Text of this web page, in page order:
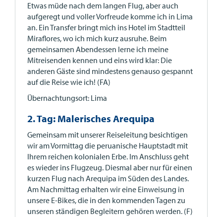
Etwas müde nach dem langen Flug, aber auch
aufgeregt und voller Vorfreude komme ich in Lima
an. Ein Transfer bringt mich ins Hotel im Stadtteil
Miraflores, wo ich mich kurz ausruhe. Beim
gemeinsamen Abendessen lerne ich meine
Mitreisenden kennen und eins wird klar: Die
anderen Gäste sind mindestens genauso gespannt
auf die Reise wie ich! (FA)
Übernachtungsort: Lima
2. Tag: Malerisches Arequipa
Gemeinsam mit unserer Reiseleitung besichtigen
wir am Vormittag die peruanische Hauptstadt mit
Ihrem reichen kolonialen Erbe. Im Anschluss geht
es wieder ins Flugzeug. Diesmal aber nur für einen
kurzen Flug nach Arequipa im Süden des Landes.
Am Nachmittag erhalten wir eine Einweisung in
unsere E-Bikes, die in den kommenden Tagen zu
unseren ständigen Begleitern gehören werden. (F)